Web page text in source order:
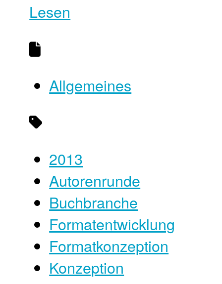
Lesen
Allgemeines
2013
Autorenrunde
Buchbranche
Formatentwicklung
Formatkonzeption
Konzeption